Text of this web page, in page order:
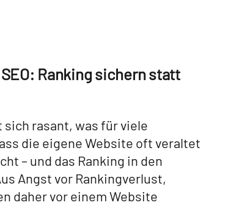
Ranking sichern statt
rasant, was für viele
die eigene Website oft veraltet
– und das Ranking in den
Angst vor Rankingverlust,
daher vor einem Website